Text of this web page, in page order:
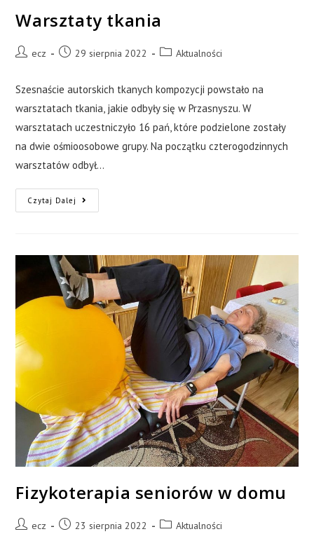
Warsztaty tkania
ecz 29 sierpnia 2022 Aktualności
Szesnaście autorskich tkanych kompozycji powstało na
warsztatach tkania, jakie odbyły się w Przasnyszu. W
warsztatach uczestniczyło 16 pań, które podzielone zostały
na dwie ośmioosobowe grupy. Na początku czterogodzinnych
warsztatów odbył…
Czytaj Dalej
Fizykoterapia seniorów w domu
ecz 23 sierpnia 2022 Aktualności